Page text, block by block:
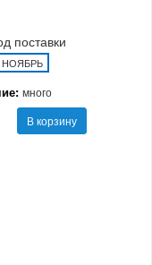
поставки
НОЯБРЬ
много
В корзину